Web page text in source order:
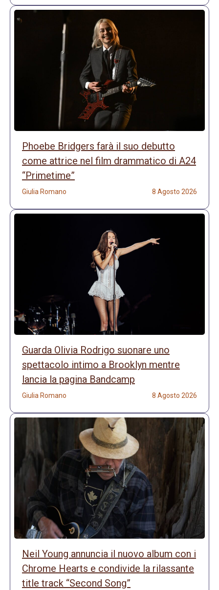
Phoebe Bridgers farà il suo debutto
come attrice nel film drammatico di A24
“Primetime”
Giulia Romano 8 Agosto 2026
Guarda Olivia Rodrigo suonare uno
spettacolo intimo a Brooklyn mentre
lancia la pagina Bandcamp
Giulia Romano 8 Agosto 2026
Neil Young annuncia il nuovo album con i
Chrome Hearts e condivide la rilassante
title track “Second Song”